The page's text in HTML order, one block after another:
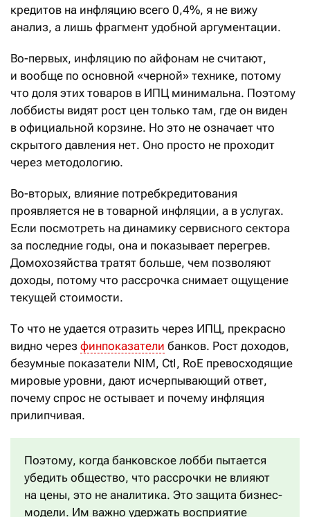
кредитов на инфляцию всего 0,4%, я не вижу
анализ, а лишь фрагмент удобной аргументации.
Во-первых, инфляцию по айфонам не считают,
и вообще по основной «черной» технике, потому
что доля этих товаров в ИПЦ минимальна. Поэтому
лоббисты видят рост цен только там, где он виден
в официальной корзине. Но это не означает что
скрытого давления нет. Оно просто не проходит
через методологию.
Во-вторых, влияние потребкредитования
проявляется не в товарной инфляции, а в услугах.
Если посмотреть на динамику сервисного сектора
за последние годы, она и показывает перегрев.
Домохозяйства тратят больше, чем позволяют
доходы, потому что рассрочка снимает ощущение
текущей стоимости.
То что не удается отразить через ИПЦ, прекрасно
видно через финпоказатели банков. Рост доходов,
безумные показатели NIM, CtI, RoE превосходящие
мировые уровни, дают исчерпывающий ответ,
почему спрос не остывает и почему инфляция
прилипчивая.
Поэтому, когда банковское лобби пытается
убедить общество, что рассрочки не влияют
на цены, это не аналитика. Это защита бизнес-
модели. Им важно удержать восприятие